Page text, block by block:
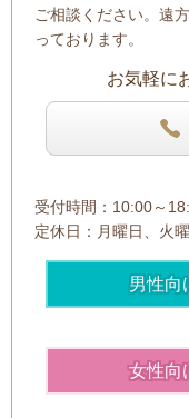
ご相談ください。遠
っております。
お気軽に
受付時間： 10:00～
定休日：月曜日、火
男性向
女性向